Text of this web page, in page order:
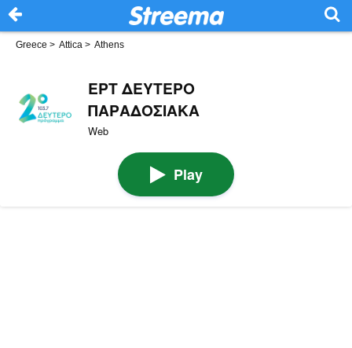
Greece > Attica > Athens
ΕΡΤ ΔΕΥΤΕΡΟ
ΠΑΡΑΔΟΣΙΑΚΑ
Web
Play